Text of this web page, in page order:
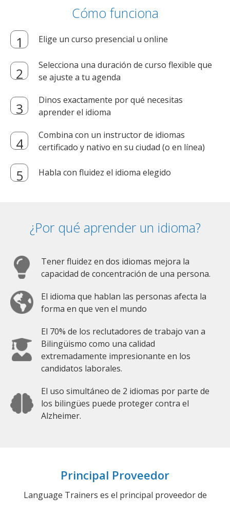
Cómo funciona
Elige un curso presencial u online
Selecciona una duración de curso flexible que
se ajuste a tu agenda
Dinos exactamente por qué necesitas
aprender el idioma
Combina con un instructor de idiomas
certificado y nativo en su ciudad (o en línea)
Habla con fluidez el idioma elegido
¿Por qué aprender un idioma?
Tener fluidez en dos idiomas mejora la
capacidad de concentración de una persona.
El idioma que hablan las personas afecta la
forma en que ven el mundo
El 70% de los reclutadores de trabajo van a
Bilingüismo como una calidad
extremadamente impresionante en los
candidatos laborales.
El uso simultáneo de 2 idiomas por parte de
los bilingües puede proteger contra el
Alzheimer.
Principal Proveedor
Language Trainers es el principal proveedor de